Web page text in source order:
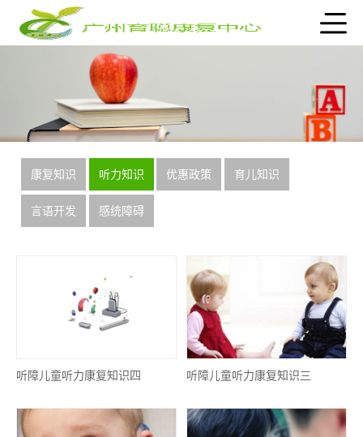
康复知识 听力知识 优惠政策 育儿知识
言语开发 感统障碍
听障儿童听力康复知识四 听障儿童听力康复知识三